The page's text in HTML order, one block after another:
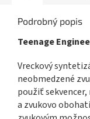
Podrobný popis
Teenage
Vreckový
neobmedzené
použiť
a zvukovo